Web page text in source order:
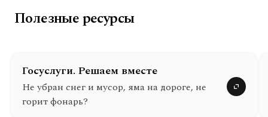
Полезные ресурсы
Госуслуги. Решаем вместе
Не убран снег и мусор, яма на дороге, не
горит фонарь?